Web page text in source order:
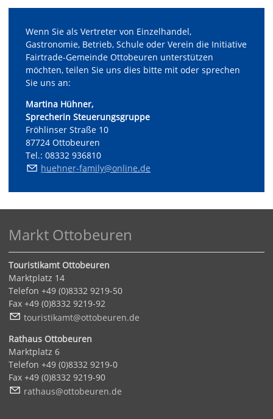
Wenn Sie als Vertreter von Einzelhandel,
Gastronomie, Betrieb, Schule oder Verein die Initiative
Fairtrade-Gemeinde Ottobeuren unterstützen
möchten, teilen Sie uns dies bitte mit oder sprechen
Sie uns an:
Martina Hühner,
Sprecherin Steuerungsgruppe
Fröhlinser Straße 10
87724 Ottobeuren
Tel.: 08332 936810
h
hn r-f m ly nl n d
Markt Ottobeuren
Touristikamt Ottobeuren
Marktplatz 14
Telefon +49 (0)8332 9219-50
Fax +49 (0)8332 9219-92
t
r st k mt tt b r n d
Rathaus Ottobeuren
Marktplatz 6
Telefon +49 (0)8332 9219-0
Fax +49 (0)8332 9219-90
r th s tt b r n d